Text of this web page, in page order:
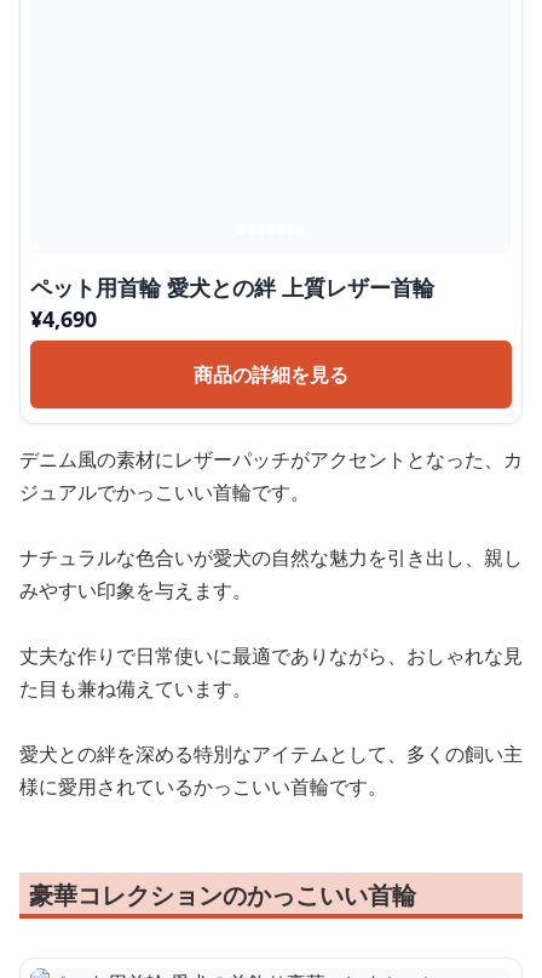
ペット用首輪 愛犬との絆 上質レザー首輪
¥4,690
商品の詳細を見る
デニム風の素材にレザーパッチがアクセントとなった、カ
ジュアルでかっこいい首輪です。
ナチュラルな色合いが愛犬の自然な魅力を引き出し、親し
みやすい印象を与えます。
丈夫な作りで日常使いに最適でありながら、おしゃれな見
た目も兼ね備えています。
愛犬との絆を深める特別なアイテムとして、多くの飼い主
様に愛用されているかっこいい首輪です。
豪華コレクションのかっこいい首輪